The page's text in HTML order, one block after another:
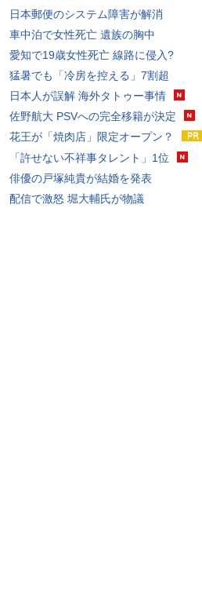
日本郵便のシステム障害が解消
車中泊で女性死亡 遺族の胸中
愛知で19歳女性死亡 線路に侵入?
猛暑でも「冷房を控える」7割超
日本人が誤解 海外タトゥー事情
佐野航大 PSVへの完全移籍が決定
花王が「焼肉店」限定オープン？
「許せない不祥事タレント」1位
俳優の戸塚純貴が結婚を発表
配信で激怒 堀大輔氏が物議